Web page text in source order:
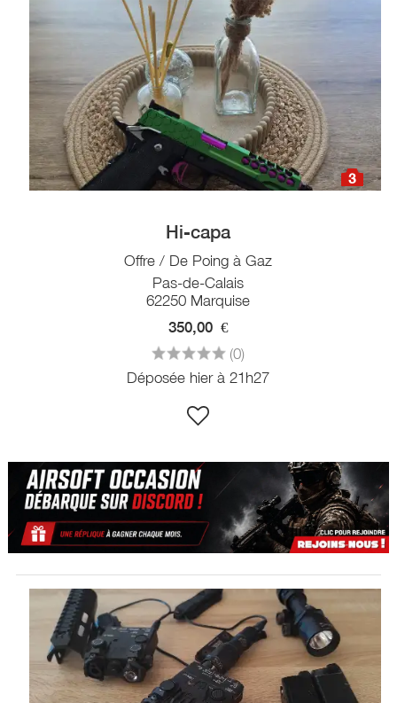
3
Hi-capa
Offre / De Poing à Gaz
Pas-de-Calais
62250 Marquise
350,00 €
(0)
Déposée hier à 21h27